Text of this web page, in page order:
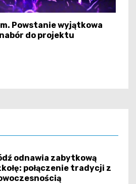
Powstanie wyjątkowa
do projektu
odnawia zabytkową
połączenie tradycji z